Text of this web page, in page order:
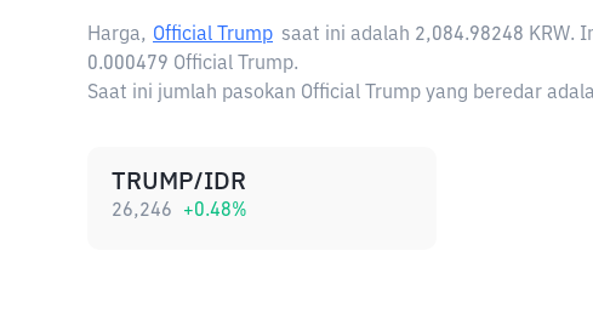
Harga, Official Trump saat ini adalah 2,084.98248 KRW.
0.000479 Official Trump.
Saat ini jumlah pasokan Official Trump yang beredar
TRUMP/IDR
26,246 +0.48%